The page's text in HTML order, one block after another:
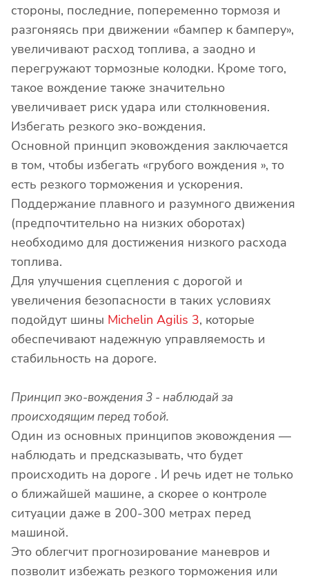
стороны, последние, попеременно тормозя и
разгоняясь при движении «бампер к бамперу»,
увеличивают расход топлива, а заодно и
перегружают тормозные колодки. Кроме того,
такое вождение также значительно
увеличивает риск удара или столкновения.
Избегать резкого эко-вождения.
Основной принцип эковождения заключается
в том, чтобы избегать «грубого вождения », то
есть резкого торможения и ускорения.
Поддержание плавного и разумного движения
(предпочтительно на низких оборотах)
необходимо для достижения низкого расхода
топлива.
Для улучшения сцепления с дорогой и
увеличения безопасности в таких условиях
подойдут шины Michelin Agilis 3, которые
обеспечивают надежную управляемость и
стабильность на дороге.
Принцип эко-вождения 3 - наблюдай за
происходящим перед тобой.
Один из основных принципов эковождения —
наблюдать и предсказывать, что будет
происходить на дороге . И речь идет не только
о ближайшей машине, а скорее о контроле
ситуации даже в 200-300 метрах перед
машиной.
Это облегчит прогнозирование маневров и
позволит избежать резкого торможения или